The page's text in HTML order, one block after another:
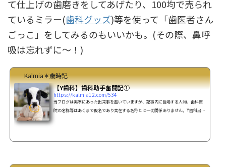
て仕上げの歯磨きをしてあげたり、100均で売られ
ているミラー(歯科グッズ)等を使って「歯医者さん
ごっこ」をしてみるのもいいかも。(その際、鼻呼
吸は忘れずに～！)
Kalmia＊歳時記
【Y歯科】歯科助手奮闘記①
https://kalmia12.com/534
当ブログは実際にあった出来事を書いていますが、記事内に登場する人物、歯科医
院の名称等はあくまで仮名であり実在する名称とは一切関係ありません。Y歯科出勤